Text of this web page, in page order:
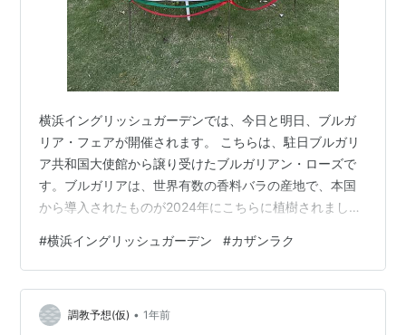
横浜イングリッシュガーデンでは、今日と明日、ブルガ
リア・フェアが開催されます。 こちらは、駐日ブルガリ
ア共和国大使館から譲り受けたブルガリアン・ローズで
す。ブルガリアは、世界有数の香料バラの産地で、本国
から導入されたものが2024年にこちらに植樹されまし
ンサーたちによる民族舞踏が披露されるので、バラもお
めかしされています。 このブルガリアン・ローズ、日本
では「カザンラク」と呼ばれることが多いと思います。
「カザンラク」はブルガリア中部の都市で、バルカン山
#横浜イングリッシュガーデン #カザンラク
調教予想(仮) • 1年前